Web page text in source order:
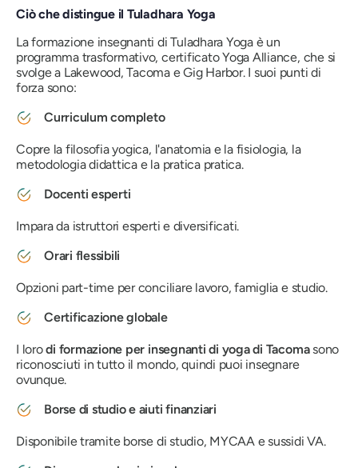
Ciò che distingue il Tuladhara Yoga
La formazione insegnanti di Tuladhara Yoga è un
programma trasformativo, certificato Yoga Alliance, che si
svolge a Lakewood, Tacoma e Gig Harbor. I suoi punti di
forza sono:
Curriculum completo
Copre la filosofia yogica, l'anatomia e la fisiologia, la
metodologia didattica e la pratica pratica.
Docenti esperti
Impara da istruttori esperti e diversificati.
Orari flessibili
Opzioni part-time per conciliare lavoro, famiglia e studio.
Certificazione globale
I lorodi formazione per insegnanti di yoga di Tacoma sono
riconosciuti in tutto il mondo, quindi puoi insegnare
ovunque.
Borse di studio e aiuti finanziari
Disponibile tramite borse di studio, MYCAA e sussidi VA.